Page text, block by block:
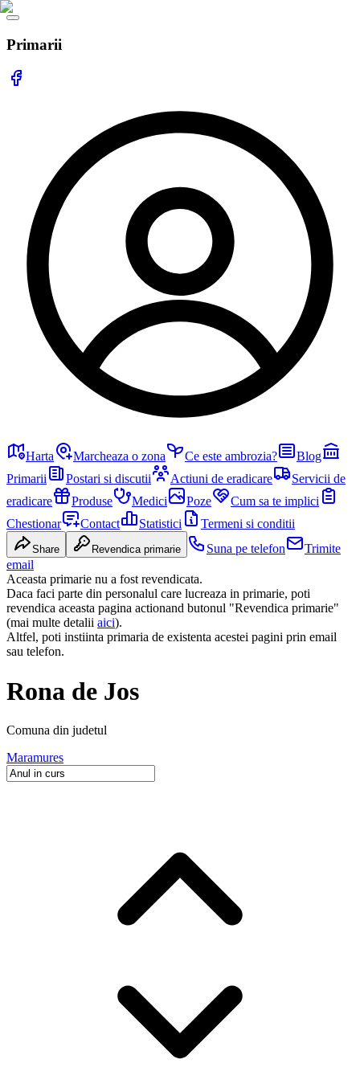
Primarii
Harta Marcheaza o zona Ce este ambrozia?
Blog
Primarii
Postari si discutii Actiuni de eradicare
Servicii de
eradicare
Produse Medici Poze
Cum sa te implici
Chestionar
Contact Statistici Termeni si conditii
Share Revendica primarie Suna pe telefon
Trimite
email
Aceasta primarie nu a fost revendicata.
Daca faci parte din personalul care lucreaza in primarie, poti
revendica aceasta pagina actionand butonul "Revendica primarie"
(mai multe detalii aici).
Altfel, poti instiinta primaria de existenta acestei pagini prin email
sau telefon.
Rona de Jos
Comuna din judetul
Maramures